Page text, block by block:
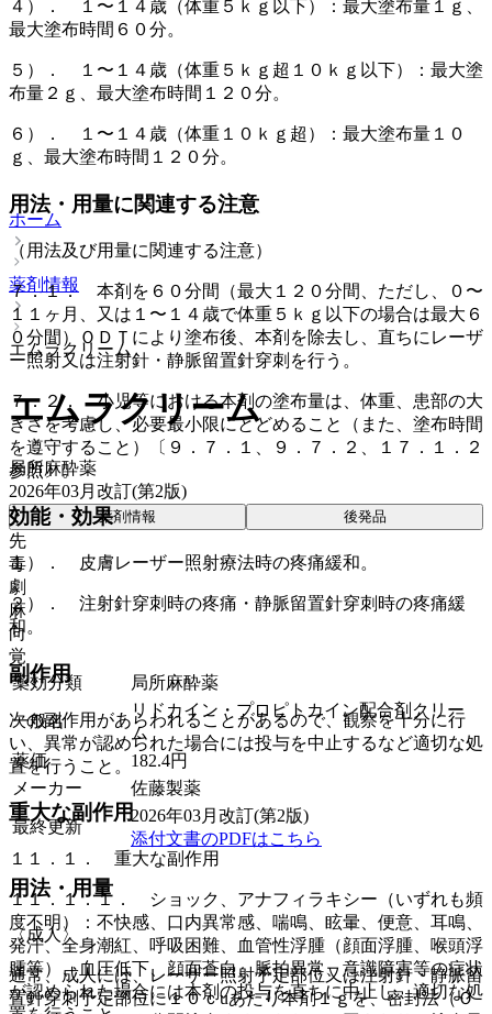
４）． １〜１４歳（体重５ｋｇ以下）：最大塗布量１ｇ、
最大塗布時間６０分。
５）． １〜１４歳（体重５ｋｇ超１０ｋｇ以下）：最大塗
布量２ｇ、最大塗布時間１２０分。
６）． １〜１４歳（体重１０ｋｇ超）：最大塗布量１０
ｇ、最大塗布時間１２０分。
用法・用量に関連する注意
（用法及び用量に関連する注意）
７．１． 本剤を６０分間（最大１２０分間、ただし、０〜
１１ヶ月、又は１〜１４歳で体重５ｋｇ以下の場合は最大６
０分間）ＯＤＴにより塗布後、本剤を除去し、直ちにレーザ
ー照射又は注射針・静脈留置針穿刺を行う。
７．２． 小児等における本剤の塗布量は、体重、患部の大
きさを考慮し、必要最小限にとどめること（また、塗布時間
を遵守すること）〔９．７．１、９．７．２、１７．１．２
参照〕。
効能・効果
１）． 皮膚レーザー照射療法時の疼痛緩和。
２）． 注射針穿刺時の疼痛・静脈留置針穿刺時の疼痛緩
和。
副作用
次の副作用があらわれることがあるので、観察を十分に行
い、異常が認められた場合には投与を中止するなど適切な処
置を行うこと。
重大な副作用
１１．１． 重大な副作用
１１．１．１． ショック、アナフィラキシー（いずれも頻
度不明）：不快感、口内異常感、喘鳴、眩暈、便意、耳鳴、
発汗、全身潮紅、呼吸困難、血管性浮腫（顔面浮腫、喉頭浮
腫等）、血圧低下、顔面蒼白、脈拍異常、意識障害等の症状
が認められた場合には本剤の投与を直ちに中止し、適切な処
ホーム
薬剤情報
エムラクリーム
エムラクリーム
局所麻酔薬
2026年03月改訂(第2版)
薬剤情報 後発品
先
毒
劇
麻
向
覚
薬効分類
局所麻酔薬
一般名
リドカイン・プロピトカイン配合剤クリー
ム
薬価
182.4円
メーカー
佐藤製薬
最終更新
2026年03月改訂(第2版)
添付文書のPDFはこちら
用法・用量
〈成人〉
通常、成人には、レーザー照射予定部位又は注射針・静脈留
置針穿刺予定部位に１０ｃuあたり本剤１ｇを、密封法（Ｏ